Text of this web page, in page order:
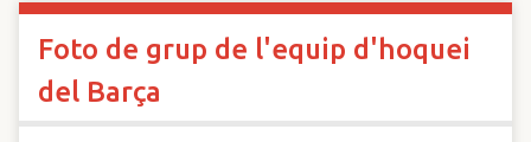
Foto de grup de l'equip d'hoquei
del Barça